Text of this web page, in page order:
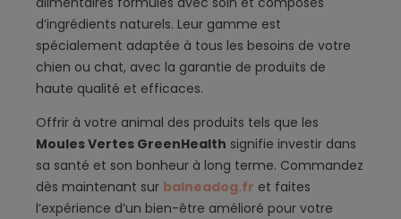
d’ingrédients naturels. Leur gamme est
spécialement adaptée à tous les besoins de votre
chien ou chat, avec la garantie de produits de
haute qualité et efficaces.
Offrir à votre animal des produits tels que les
Moules Vertes GreenHealth signifie investir dans
sa santé et son bonheur à long terme. Commandez
dès maintenant sur balneadog.fr et faites
l’expérience d’un bien-être amélioré pour votre